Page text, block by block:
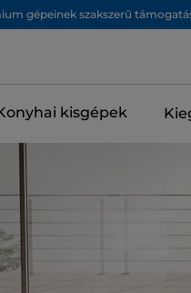
gépeinek szakszerű
kisgépek